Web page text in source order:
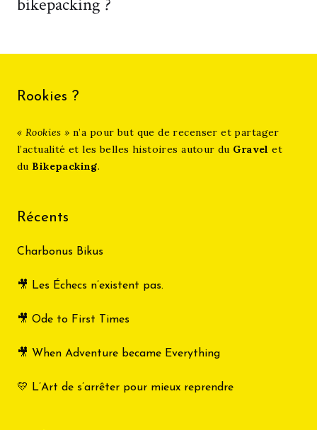
Rookies ?
« Rookies »n’a pour but que de recenser et partager
l’actualité et les belles histoires autour du Gravel et
du Bikepacking.
Récents
Charbonus Bikus
🎥 Les Échecs n’existent pas.
🎥 Ode to First Times
🎥 When Adventure became Everything
💛 L’Art de s’arrêter pour mieux reprendre